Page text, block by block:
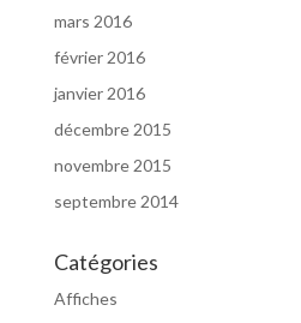
mars 2016
février 2016
janvier 2016
décembre 2015
novembre 2015
septembre 2014
Catégories
Affiches